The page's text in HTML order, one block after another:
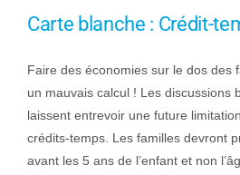
Carte blanche : Crédit-
Faire des économies sur le dos des
un mauvais calcul ! Les discussions
laissent entrevoir une future
crédits-temps. Les familles devront
avant les 5 ans de l’enfant et non